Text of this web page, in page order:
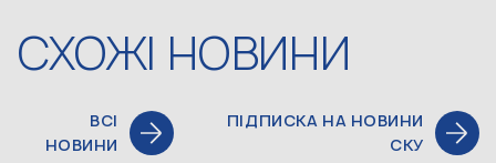
СХОЖІ НОВИНИ
ВСІ
НОВИНИ
ПІДПИСКА НА НОВИНИ
СКУ